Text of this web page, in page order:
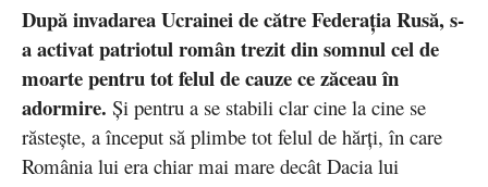
După invadarea Ucrainei de către Federația Rusă, s-
a activat patriotul român trezit din somnul cel de
moarte pentru tot felul de cauze ce zăceau în
adormire. Și pentru a se stabili clar cine la cine se
răstește, a început să plimbe tot felul de hărți, în care
România lui era chiar mai mare decât Dacia lui